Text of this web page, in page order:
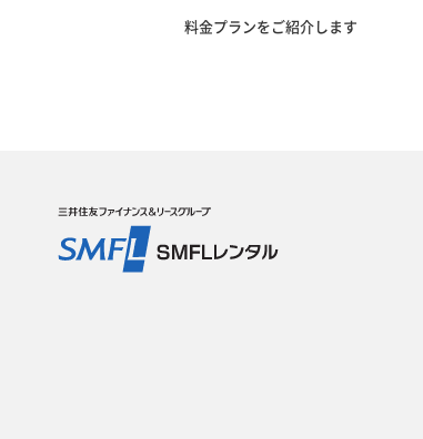
料金プランをご紹介します